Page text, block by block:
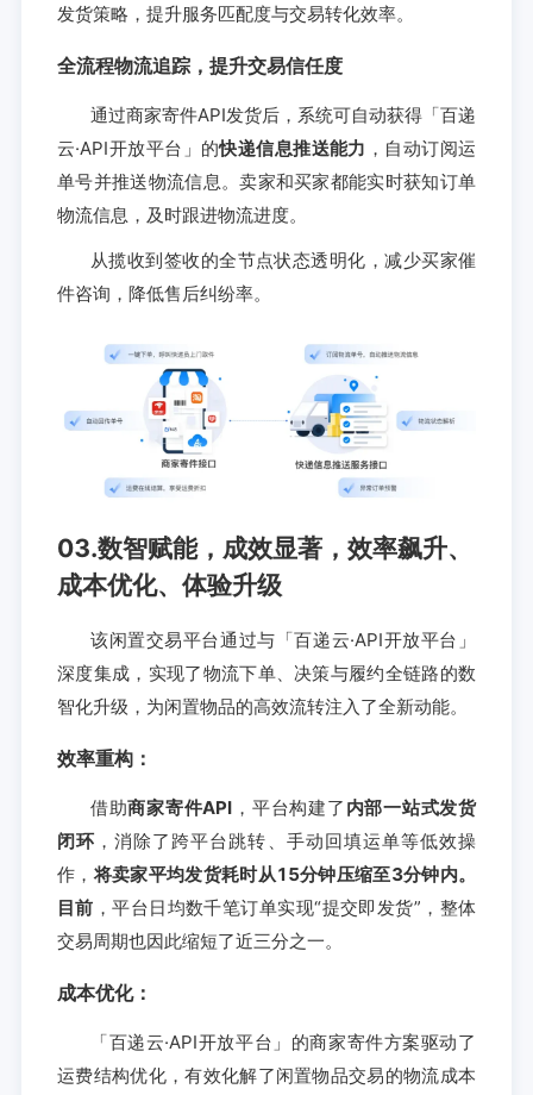
发货策略，提升服务匹配度与交易转化效率。
全流程物流追踪，提升交易信任度
通过商家寄件API发货后，系统可自动获得「百递
云·API开放平台」的快递信息推送能力 ，自动订阅运
单号并推送物流信息。卖家和买家都能实时获知订单
物流信息，及时跟进物流进度。
从揽收到签收的全节点状态透明化，减少买家催
件咨询，降低售后纠纷率。
03.数智赋能，成效显著，效率飙升、
成本优化、体验升级
该闲置交易平台通过与「百递云·API开放平台」
深度集成，实现了物流下单、决策与履约全链路的数
智化升级，为闲置物品的高效流转注入了全新动能。
效率重构：
借助商家寄件API ，平台构建了 内部一站式发货
闭环 ，消除了跨平台跳转、手动回填运单等低效操
作，将卖家平均发货耗时从15分钟压缩至3分钟内。
目前 ，平台日均数千笔订单实现“提交即发货”，整体
交易周期也因此缩短了近三分之一。
成本优化：
「百递云·API开放平台」的商家寄件方案驱动了
运费结构优化，有效化解了闲置物品交易的物流成本